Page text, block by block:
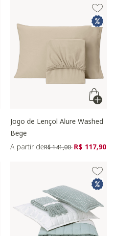
Jogo de Lençol Alure Washed
Bege
A partir dePreço reduzido de
R$ 141,00 para
R$ 117,90